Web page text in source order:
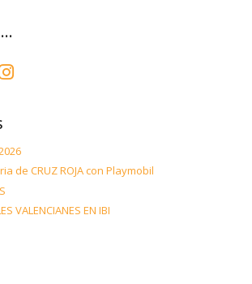
de CRUZ ROJA con Playmobil
VALENCIANES EN IBI